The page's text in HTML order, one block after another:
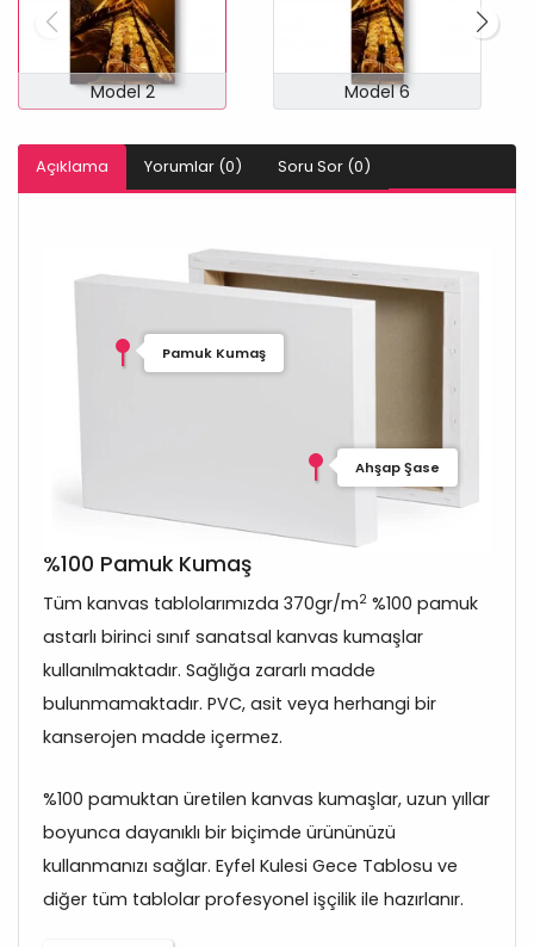
Model 2 Model 6
Açıklama Yorumlar (0) Soru Sor (0)
Pamuk Kumaş
Ahşap Şase
%100 Pamuk Kumaş
Tüm kanvas tablolarımızda 370gr/m2 %100 pamuk
astarlı birinci sınıf sanatsal kanvas kumaşlar
kullanılmaktadır. Sağlığa zararlı madde
bulunmamaktadır. PVC, asit veya herhangi bir
kanserojen madde içermez.
%100 pamuktan üretilen kanvas kumaşlar, uzun yıllar
boyunca dayanıklı bir biçimde ürününüzü
kullanmanızı sağlar. Eyfel Kulesi Gece Tablosu ve
diğer tüm tablolar profesyonel işçilik ile hazırlanır.